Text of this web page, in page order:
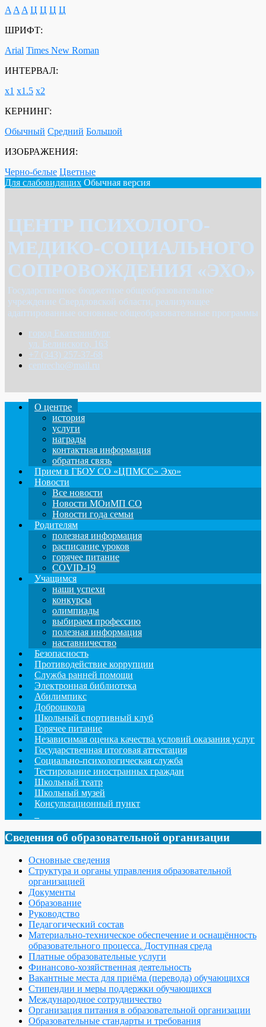
A A A Ц Ц Ц Ц
ШРИФТ:
Arial Times New Roman
ИНТЕРВАЛ:
х1 х1.5 х2
КЕРНИНГ:
Обычный Средний Большой
ИЗОБРАЖЕНИЯ:
Черно-белые Цветные
Для слабовидящих Обычная версия
ЦЕНТР ПСИХОЛОГО-
МЕДИКО-СОЦИАЛЬНОГО
СОПРОВОЖДЕНИЯ «ЭХО»
Государственное бюджетное общеобразовательное
учреждение Свердловской области, реализующее
адаптированные основные общеобразовательные программы
город Екатеринбург
ул. Белинского, 163
+7 (343) 257-37-68
centrecho@mail.ru
О центре
история
услуги
награды
контактная информация
обратная связь
Прием в ГБОУ СО «ЦПМСС» Эхо»
Новости
Все новости
Новости МОиМП СО
Новости года семьи
Родителям
полезная информация
расписание уроков
горячее питание
COVID-19
Учащимся
наши успехи
конкурсы
олимпиады
выбираем профессию
полезная информация
наставничество
Безопасность
Противодействие коррупции
Служба ранней помощи
Электронная библиотека
Абилимпикс
Доброшкола
Школьный спортивный клуб
Горячее питание
Независимая оценка качества условий оказания услуг
Государственная итоговая аттестация
Социально-психологическая служба
Тестирование иностранных граждан
Школьный театр
Школьный музей
Консультационный пункт
Сведения об образовательной организации
Основные сведения
Структура и органы управления образовательной
организацией
Документы
Образование
Руководство
Педагогический состав
Материально-техническое обеспечение и оснащённость
образовательного процесса. Доступная среда
Платные образовательные услуги
Финансово-хозяйственная деятельность
Вакантные места для приёма (перевода) обучающихся
Стипендии и меры поддержки обучающихся
Международное сотрудничество
Организация питания в образовательной организации
Образовательные стандарты и требования